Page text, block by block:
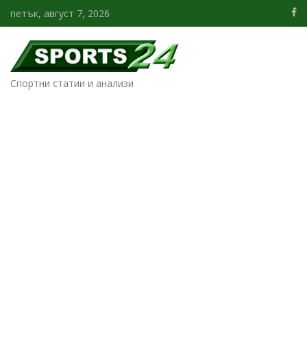
петък, август 7, 2026
Спортни статии и анализи